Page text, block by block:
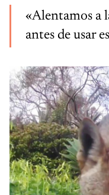
«Alentamos a
antes de usar